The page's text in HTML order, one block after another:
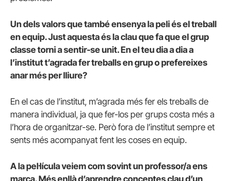
Un dels valors que també ensenya la peli és el treball
en equip. Just aquesta és la clau que fa que el grup
classe torni a sentir-se unit. En el teu dia a dia a
l’institut t’agrada fer treballs en grup o prefereixes
anar més per lliure?
En el cas de l’institut, m’agrada més fer els treballs de
manera individual, ja que fer-los per grups costa més a
l’hora de organitzar-se. Però fora de l’institut sempre et
sents més acompanyat fent les coses en equip.
A la pel·lícula veiem com sovint un professor/a ens